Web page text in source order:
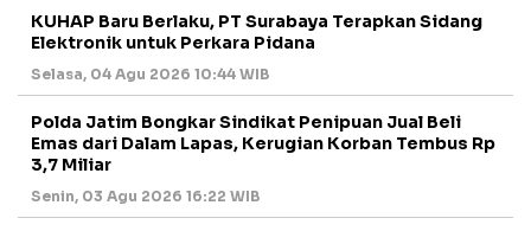
KUHAP Baru Berlaku, PT Surabaya Terapkan Sidang
Elektronik untuk Perkara Pidana
Selasa, 04 Agu 2026 10:44 WIB
Polda Jatim Bongkar Sindikat Penipuan Jual Beli
Emas dari Dalam Lapas, Kerugian Korban Tembus Rp
3,7 Miliar
Senin, 03 Agu 2026 16:22 WIB